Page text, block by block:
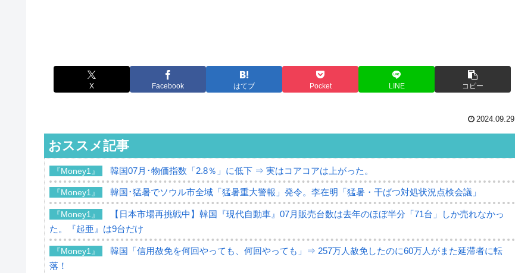
X Facebook はてブ Pocket LINE コピー
2024.09.29
おススメ記事
『Money1』 韓国07月･物価指数「2.8％」に低下 ⇒ 実はコアコアは上がった。
『Money1』 韓国･猛暑でソウル市全域「猛暑重大警報」発令。李在明「猛暑・干ばつ対処状況点検会議」
『Money1』
【日本市場再挑戦中】韓国『現代自動車』07月販売台数は去年のほぼ半分「71台」しか売れなかっ
た。『起亜』は9台だけ
『Money1』
韓国「信用赦免を何回やっても、何回やっても」⇒ 257万人赦免したのに60万人がまた延滞者に転
落！